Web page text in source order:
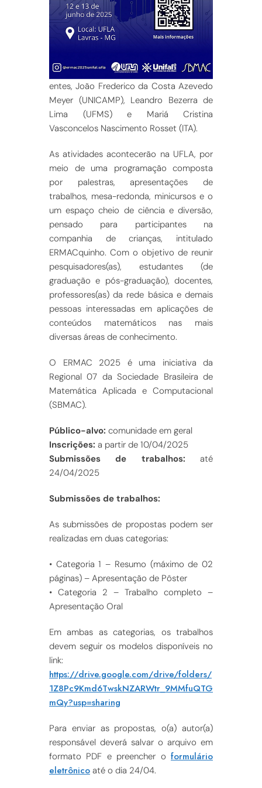
entes, João Frederico da Costa Azevedo
Meyer (UNICAMP), Leandro Bezerra de
Lima (UFMS) e Mariá Cristina
Vasconcelos Nascimento Rosset (ITA).
As atividades acontecerão na UFLA, por
meio de uma programação composta
por palestras, apresentações de
trabalhos, mesa-redonda, minicursos e o
um espaço cheio de ciência e diversão,
pensado para participantes na
companhia de crianças, intitulado
ERMACquinho. Com o objetivo de reunir
pesquisadores(as), estudantes (de
graduação e pós-graduação), docentes,
professores(as) da rede básica e demais
pessoas interessadas em aplicações de
conteúdos matemáticos nas mais
diversas áreas de conhecimento.
O ERMAC 2025 é uma iniciativa da
Regional 07 da Sociedade Brasileira de
Matemática Aplicada e Computacional
(SBMAC).
Público-alvo: comunidade em geral
Inscrições: a partir de 10/04/2025
Submissões de trabalhos: até
24/04/2025
Submissões de trabalhos:
As submissões de propostas podem ser
realizadas em duas categorias:
• Categoria 1 – Resumo (máximo de 02
páginas) – Apresentação de Pôster
• Categoria 2 – Trabalho completo –
Apresentação Oral
Em ambas as categorias, os trabalhos
devem seguir os modelos disponíveis no
link:
https://drive.google.com/drive/folders/
1Z8Pc9Kmd6TwskNZARWtr_9MMfuQTG
mQy?usp=sharing
Para enviar as propostas, o(a) autor(a)
responsável deverá salvar o arquivo em
formato PDF e preencher o formulário
eletrônico até o dia 24/04.